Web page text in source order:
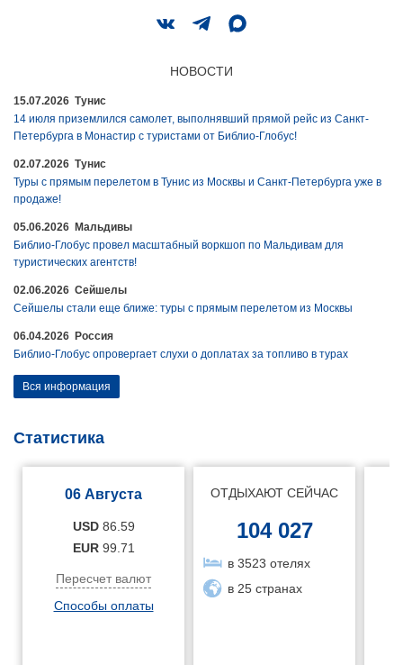
НОВОСТИ
15.07.2026 Тунис
14 июля приземлился самолет, выполнявший прямой рейс из Санкт-
Петербурга в Монастир с туристами от Библио-Глобус!
02.07.2026 Тунис
Туры с прямым перелетом в Тунис из Москвы и Санкт-Петербурга уже в
продаже!
05.06.2026 Мальдивы
Библио-Глобус провел масштабный воркшоп по Мальдивам для
туристических агентств!
02.06.2026 Сейшелы
Сейшелы стали еще ближе: туры с прямым перелетом из Москвы
06.04.2026 Россия
Библио-Глобус опровергает слухи о доплатах за топливо в турах
Вся информация
Статистика
06 Августа
USD 86.59
EUR 99.71
Пересчет валют
Способы оплаты
ОТДЫХАЮТ СЕЙЧАС
104 027
в 3523 отелях
в 25 странах